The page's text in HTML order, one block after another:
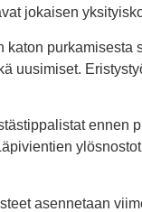
jokaisen
uusimiset.
asennetaan